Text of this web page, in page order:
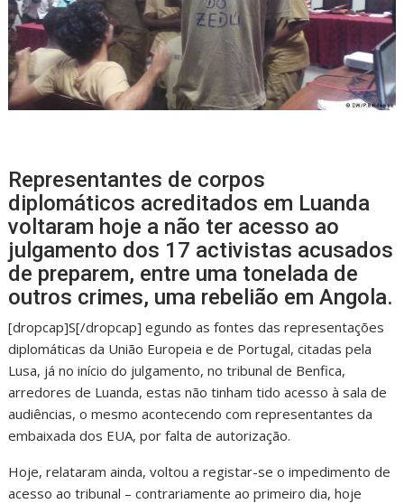
Representantes de corpos
diplomáticos acreditados em Luanda
voltaram hoje a não ter acesso ao
julgamento dos 17 activistas acusados
de preparem, entre uma tonelada de
outros crimes, uma rebelião em Angola.
[dropcap]S[/dropcap] egundo as fontes das representações
diplomáticas da União Europeia e de Portugal, citadas pela
Lusa, já no início do julgamento, no tribunal de Benfica,
arredores de Luanda, estas não tinham tido acesso à sala de
audiências, o mesmo acontecendo com representantes da
embaixada dos EUA, por falta de autorização.
Hoje, relataram ainda, voltou a registar-se o impedimento de
acesso ao tribunal – contrariamente ao primeiro dia, hoje